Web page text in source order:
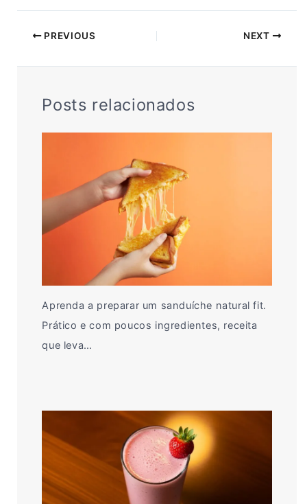
PREVIOUS NEXT
Posts relacionados
Aprenda a preparar um sanduíche natural fit.
Prático e com poucos ingredientes, receita
que leva…